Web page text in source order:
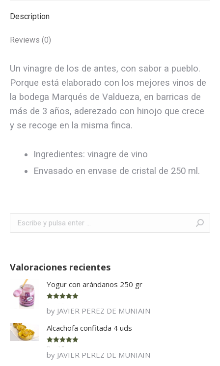
ml
Description
Reviews (0)
Un vinagre de los de antes, con sabor a pueblo.
Porque está elaborado con los mejores vinos de
la bodega Marqués de Valdueza, en barricas de
más de 3 años, aderezado con hinojo que crece
y se recoge en la misma finca.
Ingredientes: vinagre de vino
Envasado en envase de cristal de 250 ml.
Buscar:
Valoraciones recientes
Yogur con arándanos 250 gr
Rated 5
of 5
by JAVIER PEREZ DE MUNIAIN
Alcachofa confitada 4 uds
Rated 5
of 5
by JAVIER PEREZ DE MUNIAIN